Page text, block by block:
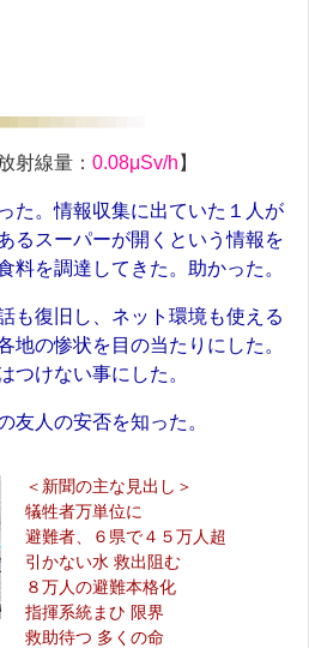
射線量： 0.08μSv/h 】
た。情報収集に出ていた１人が
るスーパーが開くという情報を
料を調達してきた。助かった。
も復旧し、ネット環境も使える
地の惨状を目の当たりにした。
つけない事にした。
友人の安否を知った。
＜新聞の主な見出し＞
犠牲者万単位に
避難者、６県で４５万人超
引かない水 救出阻む
８万人の避難本格化
指揮系統まひ 限界
救助待つ 多くの命